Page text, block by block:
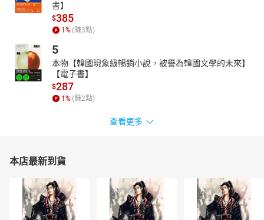
書】
$385
1 % (賺3點)
5
本物【韓國現象級暢銷小說，被譽為韓國文學的未來】
【電子書】
$287
1 % (賺2點)
查看更多
本店最新到貨